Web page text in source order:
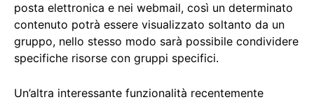
posta elettronica e nei webmail, così un determinato
contenuto potrà essere visualizzato soltanto da un
gruppo, nello stesso modo sarà possibile condividere
specifiche risorse con gruppi specifici.
Un’altra interessante funzionalità recentemente